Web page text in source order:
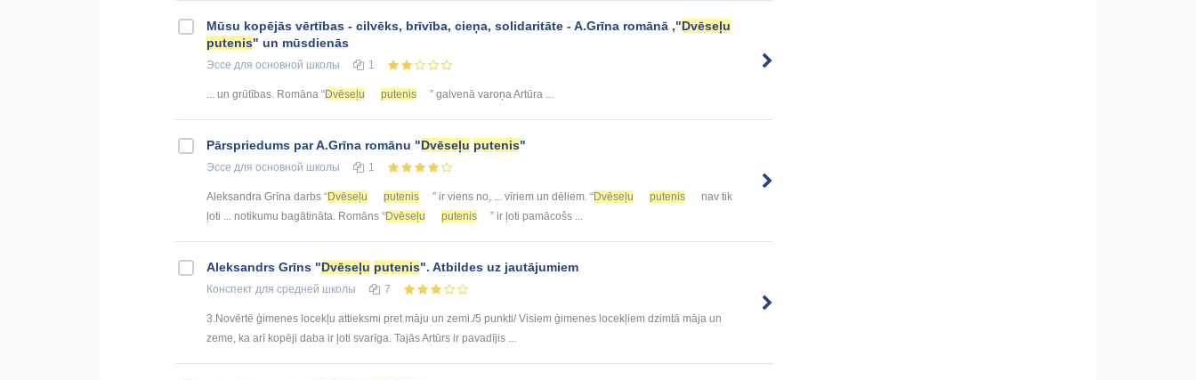
Mūsu kopējās vērtības - cilvēks, brīvība, cieņa, solidaritāte - A.Grīna romānā ,"Dvēseļu
putenis" un mūsdienās
Эссе для основной школы 1
... un grūtības. Romāna “Dvēseļu putenis ” galvenā varoņa Artūra ...
Pārspriedums par A.Grīna romānu "Dvēseļu putenis"
Эссе для основной школы 1
Aleksandra Grīna darbs “Dvēseļu putenis ” ir viens no, ... vīriem un dēliem. “Dvēseļu putenis
nav tik
ļoti ... notikumu bagātināta. Romāns “Dvēseļu putenis ” ir ļoti pamācošs ...
Aleksandrs Grīns "Dvēseļu putenis". Atbildes uz jautājumiem
Конспект для средней школы 7
3.Novērtē ģimenes locekļu attieksmi pret māju un zemi./5 punkti/ Visiem ģimenes locekļiem dzimtā māja un
zeme, ka arī kopēji daba ir ļoti svarīga. Tajās Artūrs ir pavadījis ...